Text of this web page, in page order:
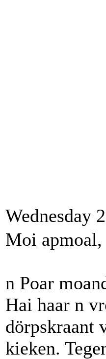
Wednesday
Moi apmoal,
n Poar
Hai haar n
dörpskraant
kieken.